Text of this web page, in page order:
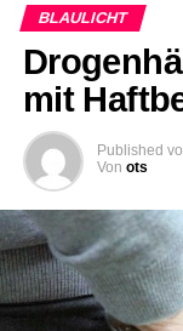
BLAULICHT
mit
Published
Von ots